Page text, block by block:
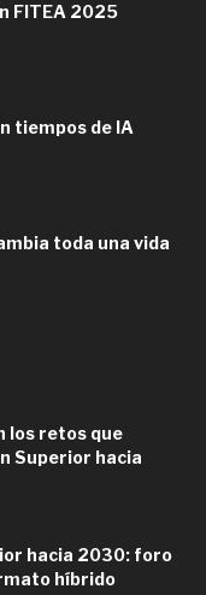
FITEA 2025
tiempos de IA
toda una vida
los retos que
Superior hacia
hacia 2030: foro
híbrido